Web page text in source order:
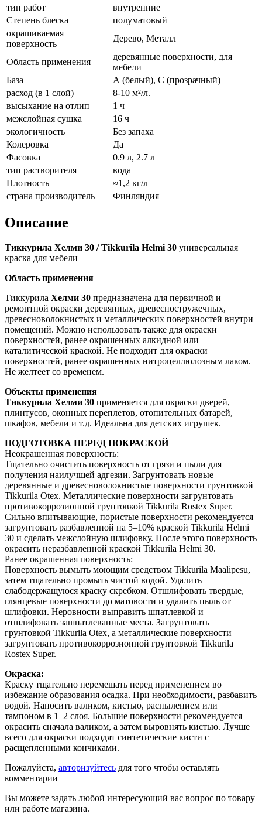
тип работ
внутренние
Степень блеска
полуматовый
окрашиваемая
поверхность
Дерево, Металл
Область применения
деревянные поверхности, для
мебели
База
А (белый), С (прозрачный)
расход (в 1 слой)
8-10 м²/л.
высыхание на отлип
1 ч
межслойная сушка
16 ч
экологичность
Без запаха
Колеровка
Да
Фасовка
0.9 л, 2.7 л
тип растворителя
вода
Плотность
≈1,2 кг/л
страна производитель
Финляндия
Описание
Тиккурила Хелми 30 / Tikkurila Helmi 30 универсальная
краска для мебели
Область применения
Тиккурила Хелми 30 предназначена для первичной и
ремонтной окраски деревянных, древесностружечных,
древесноволокнистых и металлических поверхностей внутри
помещений. Можно использовать также для окраски
поверхностей, ранее окрашенных алкидной или
каталитической краской. Не подходит для окраски
поверхностей, ранее окрашенных нитроцеллюлозным лаком.
Не желтеет со временем.
Объекты применения
Тиккурила Хелми 30 применяется для окраски дверей,
плинтусов, оконных переплетов, отопительных батарей,
шкафов, мебели и т.д. Идеальна для детских игрушек.
ПОДГОТОВКА ПЕРЕД ПОКРАСКОЙ
Неокрашенная поверхность:
Тщательно очистить поверхность от грязи и пыли для
получения наилучшей адгезии. Загрунтовать новые
деревянные и древесноволокнистые поверхности грунтовкой
Tikkurila Otex. Металлические поверхности загрунтовать
противокоррозионной грунтовкой Tikkurila Rostex Super.
Сильно впитывающие, пористые поверхности рекомендуется
загрунтовать разбавленной на 5–10% краской Tikkurila Helmi
30 и сделать межслойную шлифовку. После этого поверхность
окрасить неразбавленной краской Tikkurila Helmi 30.
Ранее окрашенная поверхность:
Поверхность вымыть моющим средством Tikkurila Maalipesu,
затем тщательно промыть чистой водой. Удалить
слабодержащуюся краску скребком. Отшлифовать твердые,
глянцевые поверхности до матовости и удалить пыль от
шлифовки. Неровности выправить шпатлевкой и
отшлифовать зашпатлеванные места. Загрунтовать
грунтовкой Tikkurila Otex, а металлические поверхности
загрунтовать противокоррозионной грунтовкой Tikkurila
Rostex Super.
Окраска:
Краску тщательно перемешать перед применением во
избежание образования осадка. При необходимости, разбавить
водой. Наносить валиком, кистью, распылением или
тампоном в 1–2 слоя. Большие поверхности рекомендуется
окрасить сначала валиком, а затем выровнять кистью. Лучше
всего для окраски подходят синтетические кисти с
расщепленными кончиками.
Пожалуйста, авторизуйтесь для того чтобы оставлять
комментарии
Вы можете задать любой интересующий вас вопрос по товару
или работе магазина.